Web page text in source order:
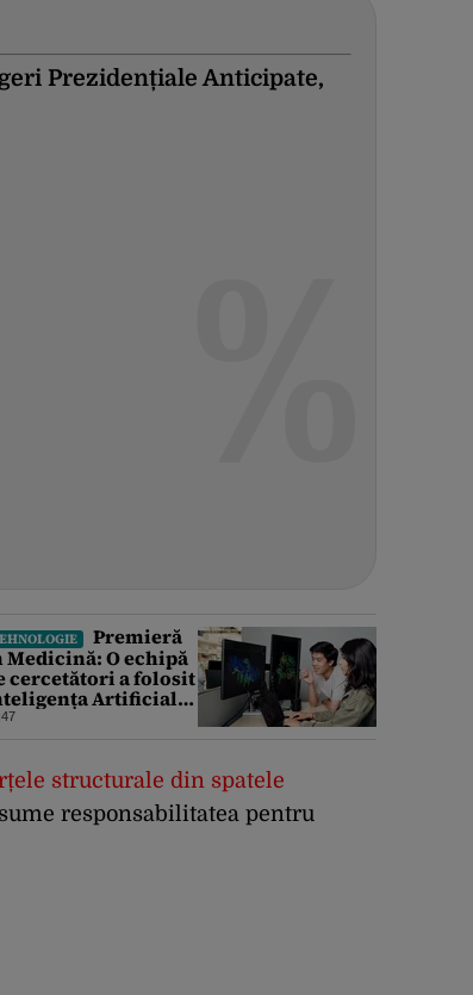
Prezidențiale Anticipate,
Premieră
Medicină: O echipă
cercetători a folosit
Artificială
a crea primele
structurale din spatele
responsabilitatea pentru